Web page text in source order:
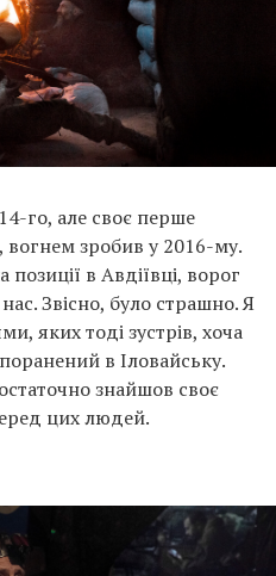
го, але своє перше
вогнем зробив у 2016-му.
в Авдіївці, ворог
Звісно, було страшно. Я
яких тоді зустрів, хоча
в Іловайську.
знайшов своє
цих людей.